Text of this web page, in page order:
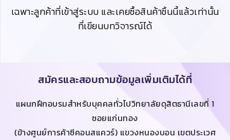
เฉพาะลูกค้าที่เข้าสู่ระบบ และเคยซื้อสินค้าชิ้นนี้แล้วเท่านั้น
ที่เขียนบทวิจารณ์ได้
สมัครและสอบถามข้อมูลเพิ่มเติมได้ที่
แผนกฝึกอบรมสำหรับบุคคลทั่วไปวิทยาลัยดุสิตธานีเลขที่ 1
ซอยแก่นทอง
(ข้างศูนย์การค้าซีคอนสแควร์) แขวงหนองบอน เขตประเวศ